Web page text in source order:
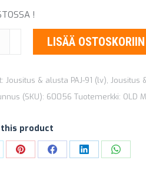
165,85 €.
!
LISÄÄ OSTOSKORIIN
Jousitus & alusta PAJ-91 (lv), Jousitus
(SKU): 60056 Tuotemerkki: OLD
this product
Share Share Share Share